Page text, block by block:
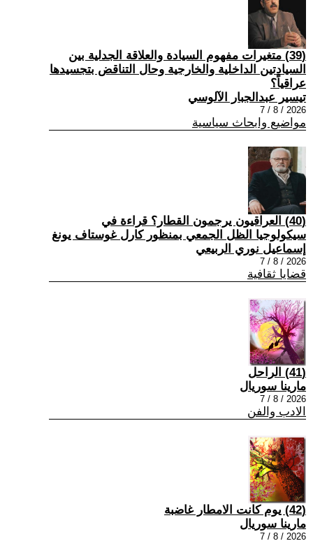
(39) متغيرات مفهوم السيادة والعلاقة الجدلية بين
السيادتين الداخلية والخارجية وحال التناقض بتجسيدها
عراقياً؟
تيسير عبدالجبار الآلوسي
2026 / 8 / 7
مواضيع وابحاث سياسية
(40) العراقيون يرجمون القطار؟ قراءة في
سيكولوجيا الظل الجمعي بمنظور كارل غوستاف يونغ
إسماعيل نوري الربيعي
2026 / 8 / 7
قضايا ثقافية
(41) الراحل
مارينا سوريال
2026 / 8 / 7
الادب والفن
(42) يوم كانت الامطار غاضبة
مارينا سوريال
2026 / 8 / 7